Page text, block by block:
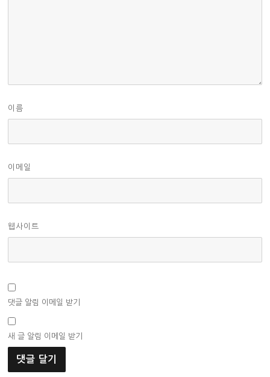
이름
이메일
웹사이트
댓글 알림 이메일 받기
새 글 알림 이메일 받기